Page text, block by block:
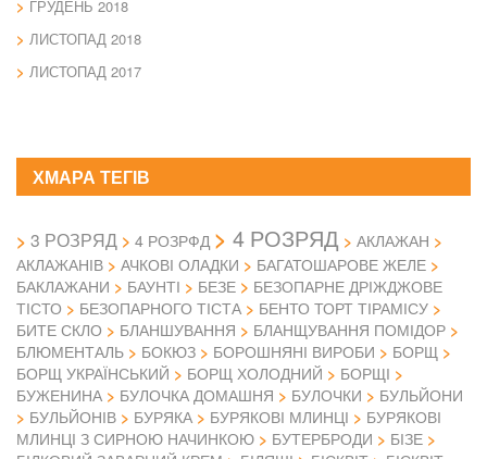
ГРУДЕНЬ 2018
ЛИСТОПАД 2018
ЛИСТОПАД 2017
ХМАРА ТЕГІВ
3 РОЗРЯД 4 РОЗРФД 4 РОЗРЯД
АКЛАЖАН
АКЛАЖАНІВ
АЧКОВІ ОЛАДКИ
БАГАТОШАРОВЕ ЖЕЛЕ
БАКЛАЖАНИ
БАУНТІ БЕЗЕ
БЕЗОПАРНЕ ДРІЖДЖОВЕ
ТІСТО
БЕЗОПАРНОГО ТІСТА
БЕНТО ТОРТ ТІРАМІСУ
БИТЕ СКЛО
БЛАНШУВАННЯ
БЛАНЩУВАННЯ ПОМІДОР
БЛЮМЕНТАЛЬ
БОКЮЗ БОРОШНЯНІ ВИРОБИ
БОРЩ
БОРЩ УКРАЇНСЬКИЙ
БОРЩ ХОЛОДНИЙ
БОРЩІ
БУЖЕНИНА
БУЛОЧКА ДОМАШНЯ БУЛОЧКИ
БУЛЬЙОНИ
БУЛЬЙОНІВ
БУРЯКА БУРЯКОВІ МЛИНЦІ
БУРЯКОВІ
МЛИНЦІ З СИРНОЮ НАЧИНКОЮ
БУТЕРБРОДИ
БІЗЕ